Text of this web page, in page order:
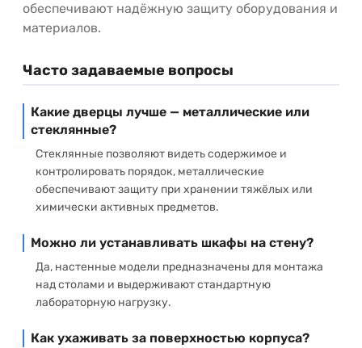
обеспечивают надёжную защиту оборудования и
материалов.
Часто задаваемые вопросы
Какие дверцы лучше — металлические или
стеклянные?
Стеклянные позволяют видеть содержимое и
контролировать порядок, металлические
обеспечивают защиту при хранении тяжёлых или
химически активных предметов.
Можно ли устанавливать шкафы на стену?
Да, настенные модели предназначены для монтажа
над столами и выдерживают стандартную
лабораторную нагрузку.
Как ухаживать за поверхностью корпуса?